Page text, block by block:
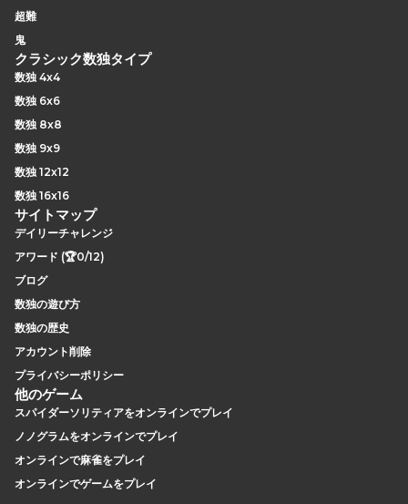
超難
鬼
クラシック数独タイプ
数独 4x4
数独 6x6
数独 8x8
数独 9x9
数独 12x12
数独 16x16
サイトマップ
デイリーチャレンジ
アワード (🏆0/12)
ブログ
数独の遊び方
数独の歴史
アカウント削除
プライバシーポリシー
他のゲーム
スパイダーソリティアをオンラインでプレイ
ノノグラムをオンラインでプレイ
オンラインで麻雀をプレイ
オンラインでゲームをプレイ